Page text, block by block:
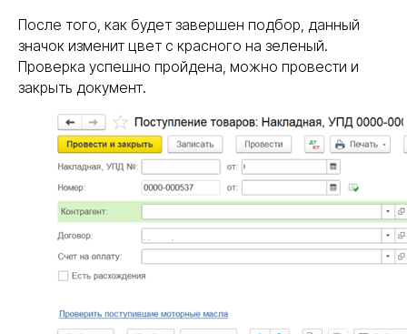
После того, как будет завершен подбор, данный
значок изменит цвет с красного на зеленый.
Проверка успешно пройдена, можно провести и
закрыть документ.